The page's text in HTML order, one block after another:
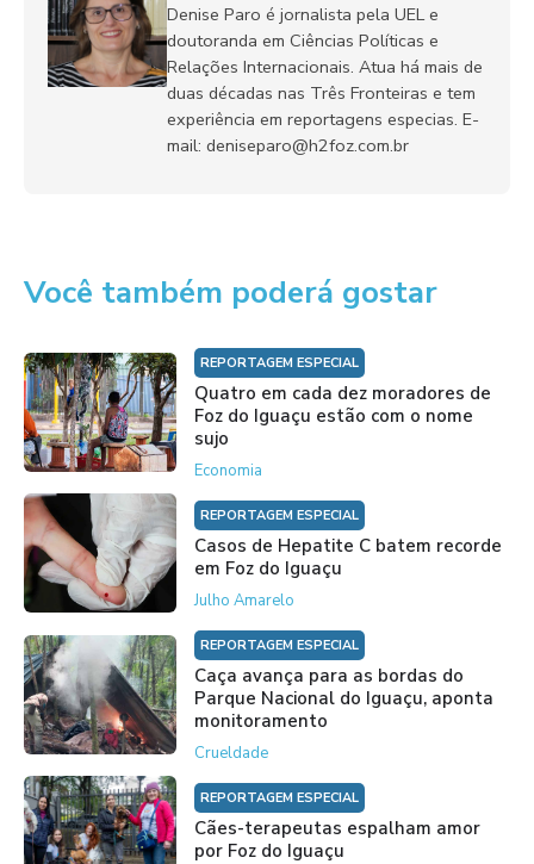
Denise Paro é jornalista pela UEL e
doutoranda em Ciências Políticas e
Relações Internacionais. Atua há mais de
duas décadas nas Três Fronteiras e tem
experiência em reportagens especias. E-
mail: deniseparo@h2foz.com.br
Você também poderá gostar
REPORTAGEM ESPECIAL
Quatro em cada dez moradores de
Foz do Iguaçu estão com o nome
sujo
Economia
REPORTAGEM ESPECIAL
Casos de Hepatite C batem recorde
em Foz do Iguaçu
Julho Amarelo
REPORTAGEM ESPECIAL
Caça avança para as bordas do
Parque Nacional do Iguaçu, aponta
monitoramento
Crueldade
REPORTAGEM ESPECIAL
Cães-terapeutas espalham amor
por Foz do Iguaçu